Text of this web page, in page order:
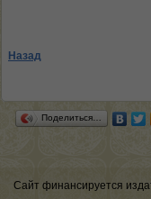
Назад
Поделиться…
Сайт финансируется